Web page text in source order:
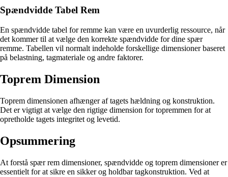
Spændvidde Tabel Rem
En spændvidde tabel for remme kan være en uvurderlig ressource, når
det kommer til at vælge den korrekte spændvidde for dine spær
remme. Tabellen vil normalt indeholde forskellige dimensioner baseret
på belastning, tagmateriale og andre faktorer.
Toprem Dimension
Toprem dimensionen afhænger af tagets hældning og konstruktion.
Det er vigtigt at vælge den rigtige dimension for topremmen for at
opretholde tagets integritet og levetid.
Opsummering
At forstå spær rem dimensioner, spændvidde og toprem dimensioner er
essentielt for at sikre en sikker og holdbar tagkonstruktion. Ved at